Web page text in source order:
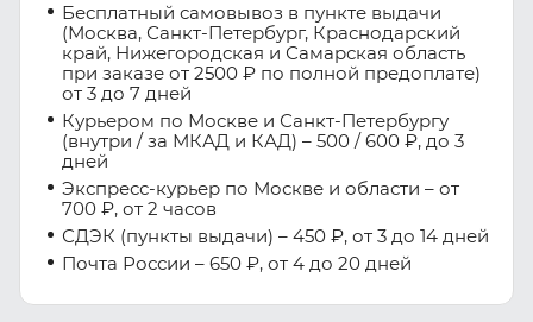
Бесплатный самовывоз в пункте выдачи
(Москва, Санкт-Петербург, Краснодарский
край, Нижегородская и Самарская область
при заказе от 2500 ₽ по полной предоплате)
от 3 до 7 дней
Курьером по Москве и Санкт-Петербургу
(внутри / за МКАД и КАД) – 500 / 600 ₽, до 3
дней
Экспресс-курьер по Москве и области – от
700 ₽, от 2 часов
СДЭК (пункты выдачи) – 450 ₽, от 3 до 14 дней
Почта России – 650 ₽, от 4 до 20 дней